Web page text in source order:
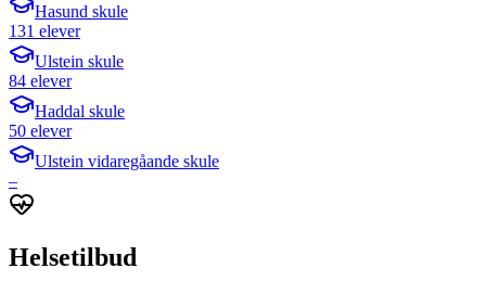
Hasund skule
131 elever
Ulstein skule
84 elever
Haddal skule
50 elever
Ulstein vidaregåande skule
–
Helsetilbud